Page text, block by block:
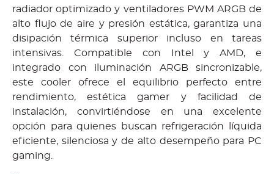
radiador optimizado y ventiladores PWM ARGB de
alto flujo de aire y presión estática, garantiza una
disipación térmica superior incluso en tareas
intensivas. Compatible con Intel y AMD, e
integrado con iluminación ARGB sincronizable,
este cooler ofrece el equilibrio perfecto entre
rendimiento, estética gamer y facilidad de
instalación, convirtiéndose en una excelente
opción para quienes buscan refrigeración líquida
eficiente, silenciosa y de alto desempeño para PC
gaming.